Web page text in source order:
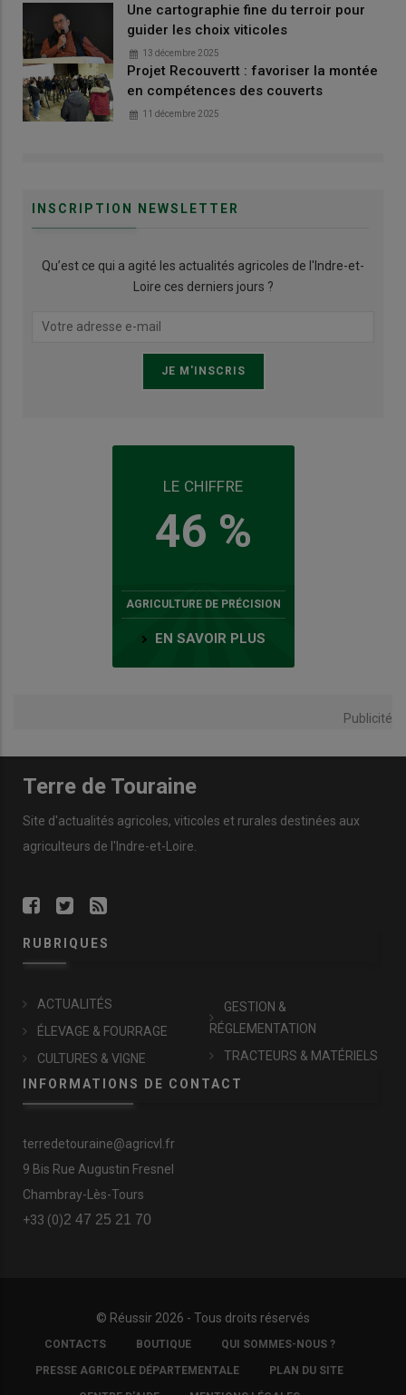
Une cartographie fine du terroir pour
guider les choix viticoles
13 décembre 2025
Projet Recouvertt : favoriser la montée
en compétences des couverts
11 décembre 2025
INSCRIPTION NEWSLETTER
Qu’est ce qui a agité les actualités agricoles de l'Indre-et-
Loire ces derniers jours ?
LE CHIFFRE
46 %
AGRICULTURE DE PRÉCISION
EN SAVOIR PLUS
Publicité
Terre de Touraine
Site d'actualités agricoles, viticoles et rurales destinées aux
agriculteurs de l'Indre-et-Loire.
RUBRIQUES
ACTUALITÉS
ÉLEVAGE & FOURRAGE
CULTURES & VIGNE
GESTION &
RÉGLEMENTATION
TRACTEURS & MATÉRIELS
INFORMATIONS DE CONTACT
terredetouraine@agricvl.fr
9 Bis Rue Augustin Fresnel
Chambray-Lès-Tours
+33 (0)2 47 25 21 70
© Réussir 2026 - Tous droits réservés
FOOTER
COPYRIGHT
CONTACTS BOUTIQUE QUI SOMMES-NOUS ?
PRESSE AGRICOLE DÉPARTEMENTALE PLAN DU SITE